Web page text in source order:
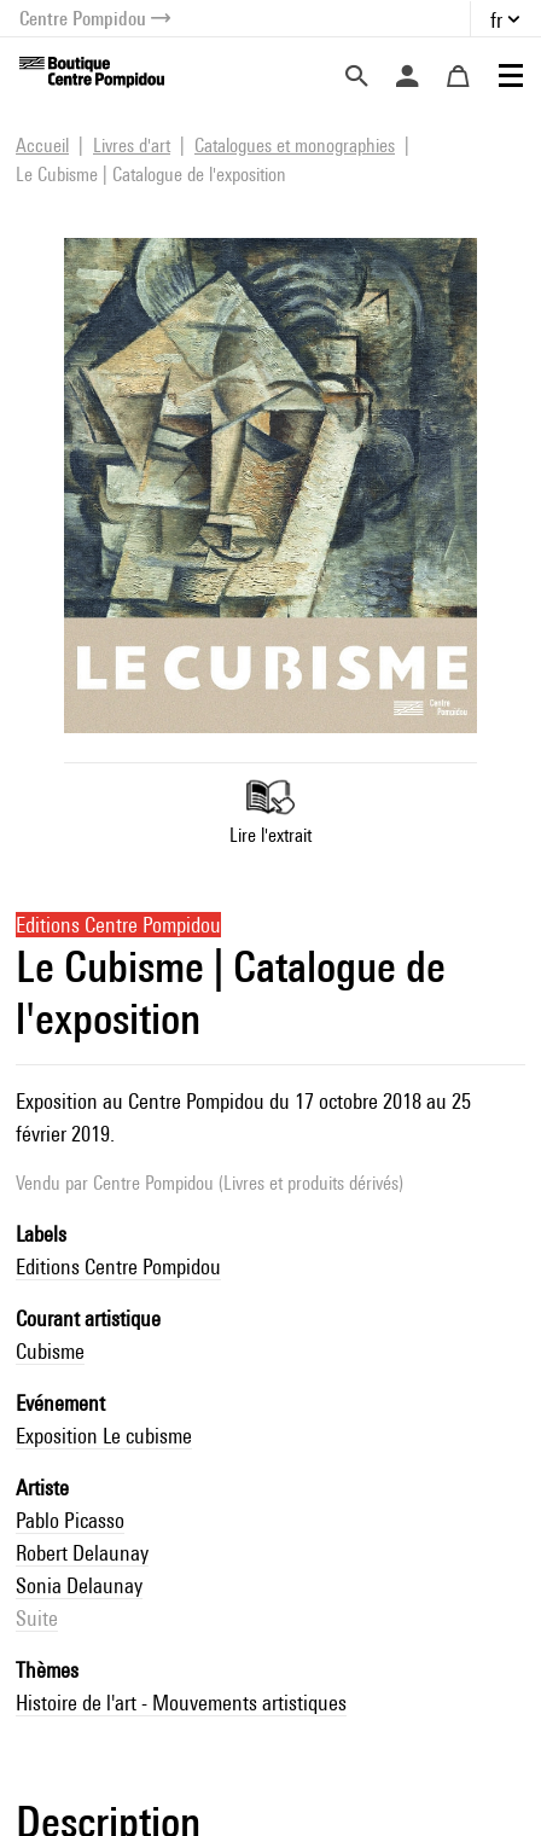
menu
contenu
Centre Pompidou fr
Accueil Livres d'art
Catalogues et monographies
Le Cubisme | Catalogue de l'exposition
Lire l'extrait
Editions Centre Pompidou
Le Cubisme | Catalogue de
l'exposition
Exposition au Centre Pompidou du 17 octobre 2018 au 25
février 2019.
Vendu par Centre Pompidou (Livres et produits dérivés)
Labels
Editions Centre Pompidou
Courant artistique
Cubisme
Evénement
Exposition Le cubisme
Artiste
Pablo Picasso
Robert Delaunay
Sonia Delaunay
Suite
Thèmes
Histoire de l'art - Mouvements artistiques
Description